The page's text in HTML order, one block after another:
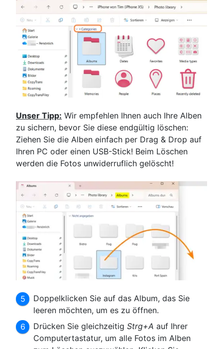
Unser Tipp: Wir empfehlen Ihnen auch Ihre Alben
zu sichern, bevor Sie diese endgültig löschen:
Ziehen Sie die Alben einfach per Drag & Drop auf
Ihren PC oder einen USB-Stick! Beim Löschen
werden die Fotos unwiderruflich gelöscht!
Doppelklicken Sie auf das Album, das Sie
leeren möchten, um es zu öffnen.
Drücken Sie gleichzeitigStrg+A auf Ihrer
Computertastatur, um alle Fotos im Alben